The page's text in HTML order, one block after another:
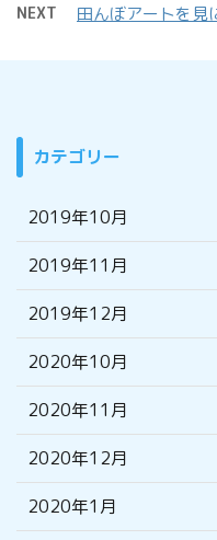
NEXT 田んぼアートを見
カテゴリー
2019年10月
2019年11月
2019年12月
2020年10月
2020年11月
2020年12月
2020年1月